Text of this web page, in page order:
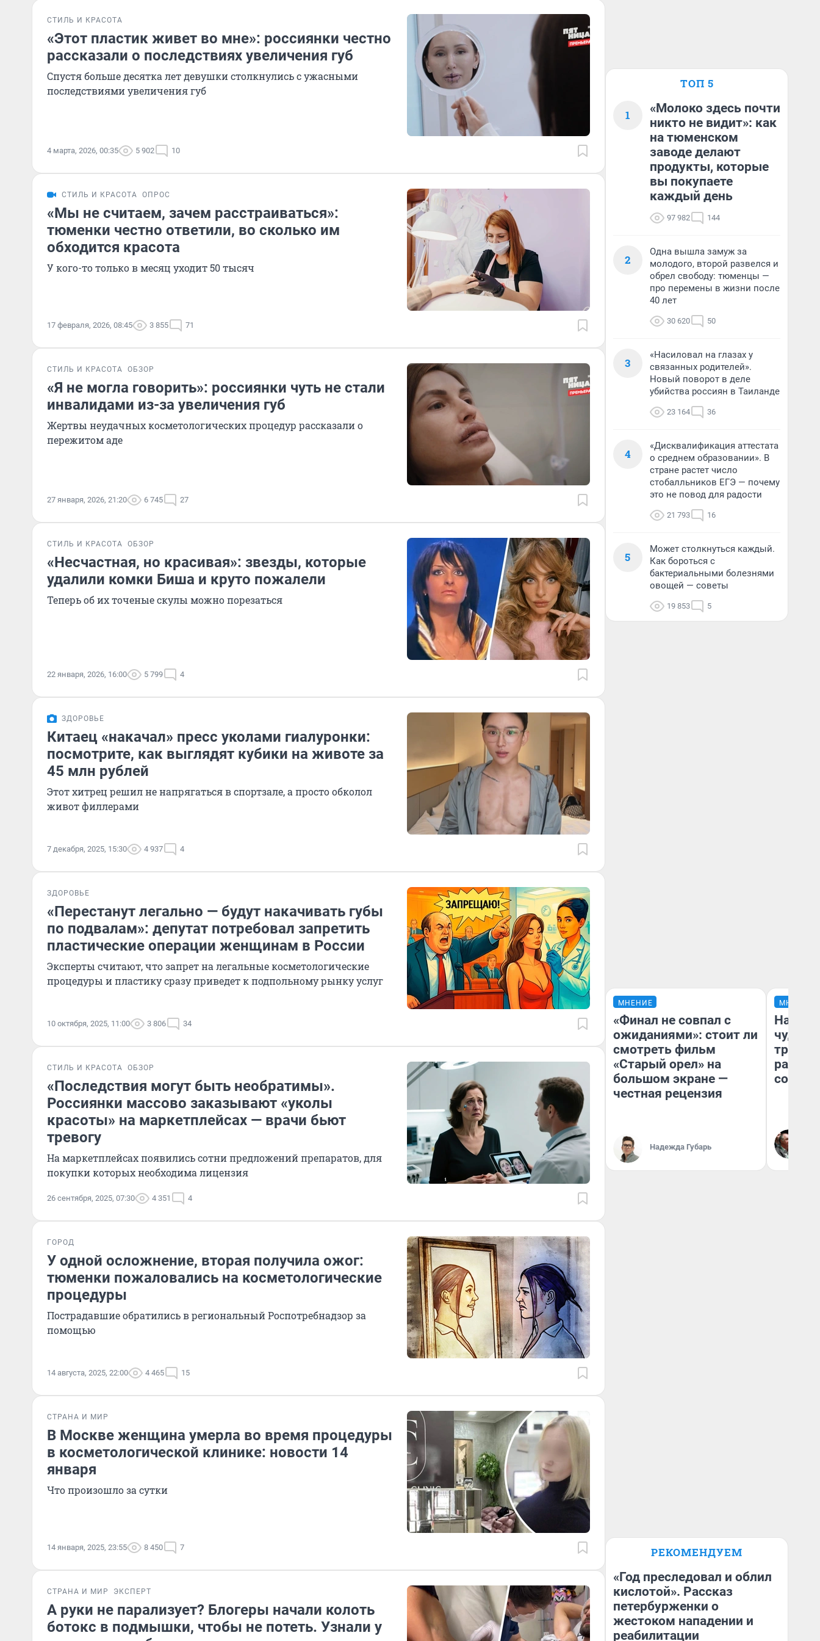
СТИЛЬ И КРАСОТА
«Этот пластик живет во мне»: россиянки честно
рассказали о последствиях увеличения губ
Спустя больше десятка лет девушки столкнулись с ужасными
последствиями увеличения губ
4 марта, 2026, 00:35 5 902 10
СТИЛЬ И КРАСОТА ОПРОС
«Мы не считаем, зачем расстраиваться»:
тюменки честно ответили, во сколько им
обходится красота
У кого-то только в месяц уходит 50 тысяч
17 февраля, 2026, 08:45 3 855 71
СТИЛЬ И КРАСОТА ОБЗОР
«Я не могла говорить»: россиянки чуть не стали
инвалидами из-за увеличения губ
Жертвы неудачных косметологических процедур рассказали о
пережитом аде
27 января, 2026, 21:20 6 745 27
СТИЛЬ И КРАСОТА ОБЗОР
«Несчастная, но красивая»: звезды, которые
удалили комки Биша и круто пожалели
Теперь об их точеные скулы можно порезаться
22 января, 2026, 16:00 5 799 4
ЗДОРОВЬЕ
Китаец «накачал» пресс уколами гиалуронки:
посмотрите, как выглядят кубики на животе за
45 млн рублей
Этот хитрец решил не напрягаться в спортзале, а просто обколол
живот филлерами
7 декабря, 2025, 15:30 4 937 4
ЗДОРОВЬЕ
«Перестанут легально — будут накачивать губы
по подвалам»: депутат потребовал запретить
пластические операции женщинам в России
Эксперты считают, что запрет на легальные косметологические
процедуры и пластику сразу приведет к подпольному рынку услуг
10 октября, 2025, 11:00 3 806 34
СТИЛЬ И КРАСОТА ОБЗОР
«Последствия могут быть необратимы».
Россиянки массово заказывают «уколы
красоты» на маркетплейсах — врачи бьют
тревогу
На маркетплейсах появились сотни предложений препаратов, для
покупки которых необходима лицензия
26 сентября, 2025, 07:30 4 351 4
ГОРОД
У одной осложнение, вторая получила ожог:
тюменки пожаловались на косметологические
процедуры
Пострадавшие обратились в региональный Роспотребнадзор за
помощью
14 августа, 2025, 22:00 4 465 15
СТРАНА И МИР
В Москве женщина умерла во время процедуры
в косметологической клинике: новости 14
января
Что произошло за сутки
14 января, 2025, 23:55 8 450 7
СТРАНА И МИР ЭКСПЕРТ
А руки не парализует? Блогеры начали колоть
ботокс в подмышки, чтобы не потеть. Узнали у
ТОП 5
1
«Молоко здесь почти
никто не видит»: как
на тюменском
заводе делают
продукты, которые
вы покупаете
каждый день
97 982 144
2
Одна вышла замуж за
молодого, второй развелся и
обрел свободу: тюменцы —
про перемены в жизни после
40 лет
30 620 50
3
«Насиловал на глазах у
связанных родителей».
Новый поворот в деле
убийства россиян в Таиланде
23 164 36
4
«Дисквалификация аттестата
о среднем образовании». В
стране растет число
стобалльников ЕГЭ — почему
это не повод для радости
21 793 16
5
Может столкнуться каждый.
Как бороться с
бактериальными болезнями
овощей — советы
19 853 5
МНЕНИЕ
«Финал не совпал с
ожиданиями»: стоит ли
смотреть фильм
«Старый орел» на
большом экране —
честная рецензия
Надежда Губарь
МНЕНИЕ
чудом
РЕКОМЕНДУЕМ
«Год преследовал и облил
кислотой». Рассказ
петербурженки о
жестоком нападении и
реабилитации